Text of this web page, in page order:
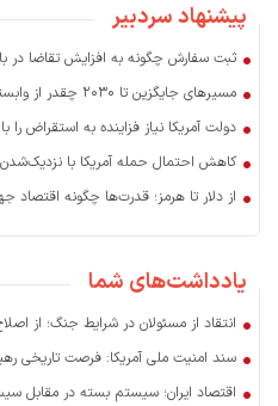
پیشنهاد سردبیر
ثبت سفارش چگونه به افزایش تقاضا در
مسیرهای جایگزین تا ۲۰۳۰ چقدر از وابستگی به تنگه هرمز می‌کاهند؟
دولت آمریکا نیاز فزاینده به استقراض
کاهش احتمال حمله آمریکا با نزدیک‌شدن به
از دلار تا هرمز؛ قدرت‌ها چگونه اقتصاد
یادداشت‌های شما
انتقاد از مسئولان در شرایط جنگ؛ از
سند امنیت ملی آمریکا: فرصت تاریخی
اقتصاد ایران؛ سیستم بسته در مقابل